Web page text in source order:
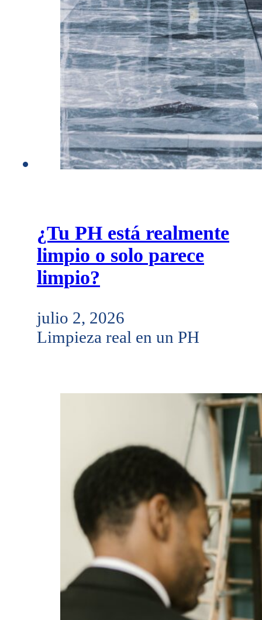
¿Tu PH está realmente
limpio o solo parece
limpio?
julio 2, 2026
Limpieza real en un PH